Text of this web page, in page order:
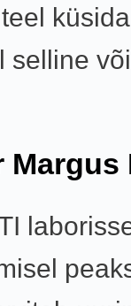
selline
Margus